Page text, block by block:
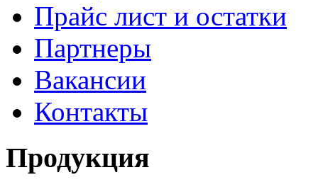
Прайс лист и остатки
Партнеры
Вакансии
Контакты
Продукция